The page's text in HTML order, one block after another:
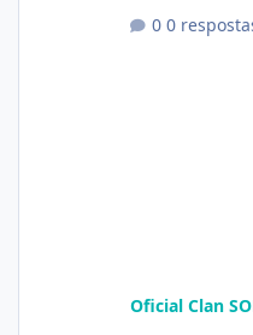
0
Oficial Clan